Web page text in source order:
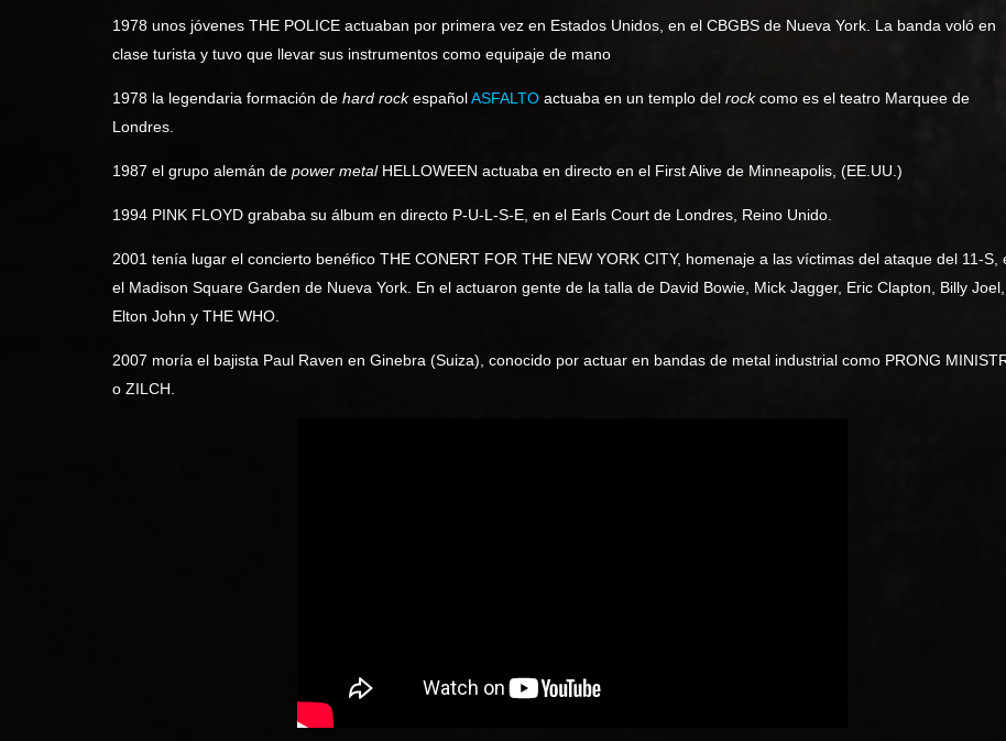
1978 unos jóvenes THE POLICE actuaban por primera vez en Estados Unidos, en el CBGBS de Nueva York. La banda voló en
clase turista y tuvo que llevar sus instrumentos como equipaje de mano
1978 la legendaria formación de hard rockespañolASFALTO actuaba en un templo del rockcomo es el teatro Marquee de
Londres.
1987 el grupo alemán de power metalHELLOWEEN actuaba en directo en el First Alive de Minneapolis, (EE.UU.)
1994 PINK FLOYD grababa su álbum en directo P-U-L-S-E, en el Earls Court de Londres, Reino Unido.
2001 tenía lugar el concierto benéfico THE CONERT FOR THE NEW YORK CITY, homenaje a las víctimas del ataque del 11-S,
el Madison Square Garden de Nueva York. En el actuaron gente de la talla de David Bowie, Mick Jagger, Eric Clapton, Billy Joel,
Elton John y THE WHO.
2007 moría el bajista Paul Raven en Ginebra (Suiza), conocido por actuar en bandas de metal industrial como PRONG
o ZILCH.